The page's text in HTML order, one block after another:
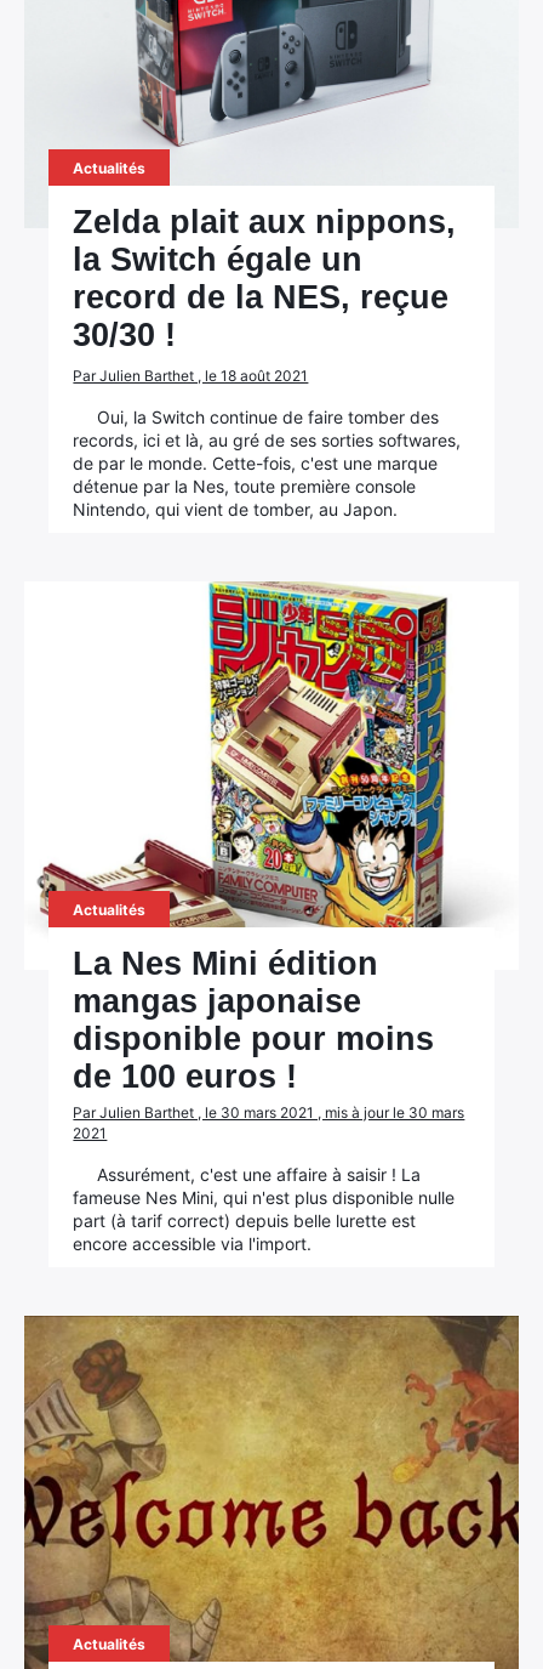
Actualités
Zelda plait aux nippons,
la Switch égale un
record de la NES, reçue
30/30 !
Par Julien Barthet , le 18 août 2021
Oui, la Switch continue de faire tomber des
records, ici et là, au gré de ses sorties softwares,
de par le monde. Cette-fois, c'est une marque
détenue par la Nes, toute première console
Nintendo, qui vient de tomber, au Japon.
Actualités
La Nes Mini édition
mangas japonaise
disponible pour moins
de 100 euros !
Par Julien Barthet , le 30 mars 2021 , mis à jour le 30 mars
2021
Assurément, c'est une affaire à saisir ! La
fameuse Nes Mini, qui n'est plus disponible nulle
part (à tarif correct) depuis belle lurette est
encore accessible via l'import.
Actualités